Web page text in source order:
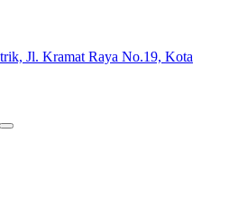
Jl. Kramat Raya No.19, Kota